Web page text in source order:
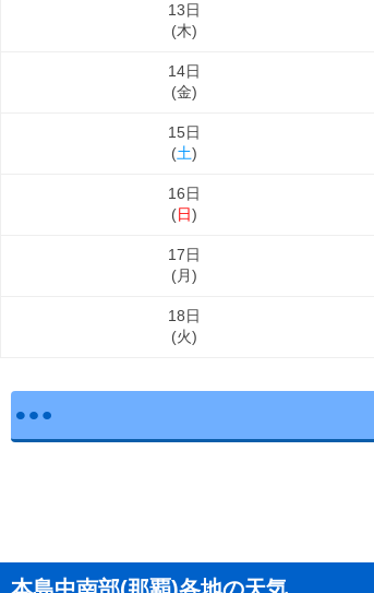
13日
(木)
14日
(金)
15日
(土)
16日
(日)
17日
(月)
18日
(火)